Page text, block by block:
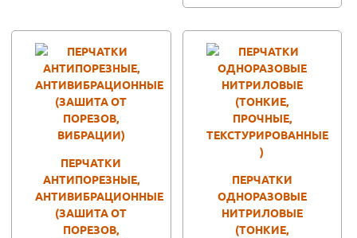
ПЕРЧАТКИ
АНТИПОРЕЗНЫЕ,
АНТИВИБРАЦИОННЫЕ
(ЗАШИТА ОТ
ПОРЕЗОВ,
ПЕРЧАТКИ
ОДНОРАЗОВЫЕ
НИТРИЛОВЫЕ
(ТОНКИЕ,